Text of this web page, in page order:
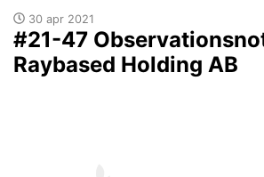
30 apr 2021
#21-47
Raybased Holding AB